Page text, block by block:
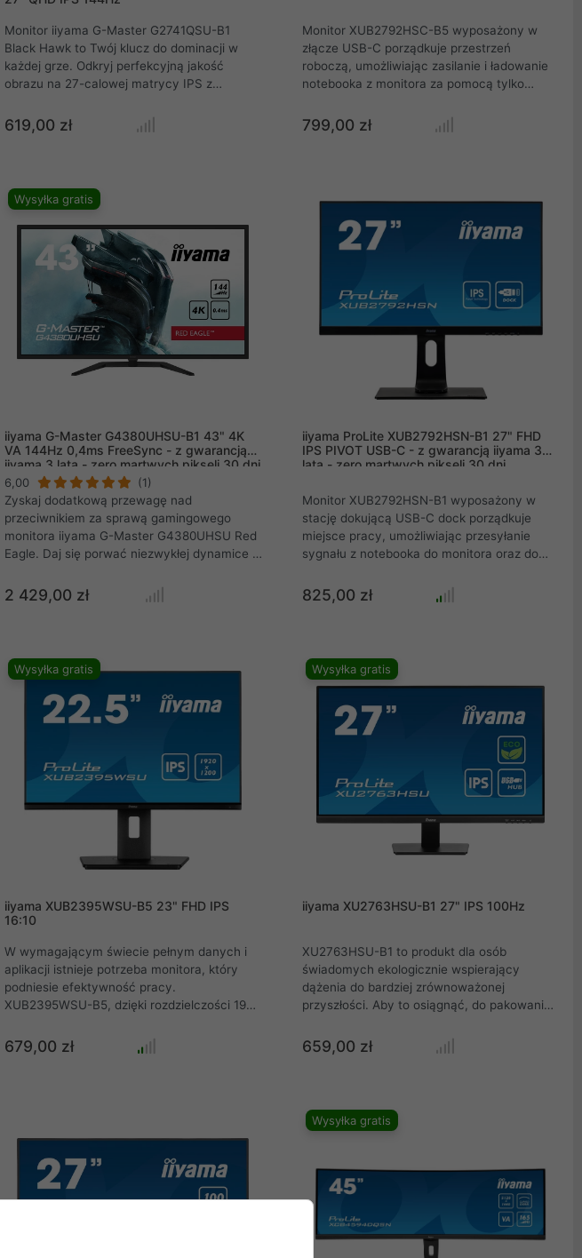
Monitor iiyama G-Master G2741QSU-B1
Black Hawk to Twój klucz do dominacji w
każdej grze. Odkryj perfekcyjną jakość
obrazu na 27-calowej matrycy IPS z
gwarantuje niezwykłą szczegółowość. Zyskaj
przewagę nad rywalami dzięki ultra-
eliminującej zacięcia i rozrywanie ekranu.
619,00 zł
Monitor XUB2792HSC-B5 wyposażony w
złącze USB-C porządkuje przestrzeń
roboczą, umożliwiając zasilanie i ładowanie
notebooka z monitora za pomocą tylko
i spójne odwzorowanie kolorów z szerokimi
kątami widzenia. Funkcja redukcji
podczas oglądania. Posiada stopę z
regulacją wysokości 150 mm z funkcją
obrotu, dzięki czemu łatwo dostosować
799,00 zł
Wysyłka gratis
iiyama G-Master G4380UHSU-B1 43" 4K
VA 144Hz 0,4ms FreeSync - z gwarancją
iiyama 3 lata - zero martwych pikseli 30 dni
6,00
(1)
Zyskaj dodatkową przewagę nad
przeciwnikiem za sprawą gamingowego
monitora iiyama G-Master G4380UHSU Red
Eagle. Daj się porwać niezwykłej dynamice i
dodatkowy oręż w walce w postaci
błyskawicznej reakcji matrycy. Jej szybkość
i umożliwi dokładniejsze celowanie.
2 429,00 zł
iiyama ProLite XUB2792HSN-B1 27" FHD
IPS PIVOT USB-C - z gwarancją iiyama 3
lata - zero martwych pikseli 30 dni
Monitor XUB2792HSN-B1 wyposażony w
stację dokującą USB-C dock porządkuje
miejsce pracy, umożliwiając przesyłanie
sygnału z notebooka do monitora oraz do
za pomocą tylko jednego kabla. Dodatkowo,
jeśli monitor jest podłączony do Internetu za
Dzięki wyjściu DisplayPort możesz łatwo
rozszerzyć swój pulpit, tworząc konfigurację
825,00 zł
Wysyłka gratis
iiyama XUB2395WSU-B5 23" FHD IPS
16:10
W wymagającym świecie pełnym danych i
aplikacji istnieje potrzeba monitora, który
podniesie efektywność pracy.
XUB2395WSU-B5, dzięki rozdzielczości 1920
porównaniu do monitora Full HD o tej samej
szerokości. To sprawia, że doskonale
osobistych preferencji, a technologia panelu
IPS zapewnia precyzyjne i jednolite
odwzorowanie kolorów przy szerokich
679,00 zł
Wysyłka gratis
iiyama XU2763HSU-B1 27" IPS 100Hz
XU2763HSU-B1 to produkt dla osób
świadomych ekologicznie wspierający
dążenia do bardziej zrównoważonej
przyszłości. Aby to osiągnąć, do pakowania
obudowa produktu jest wykonana w 85% z
materiałów pochodzących z recyklingu.
zdrowie oczu, monitor spełnia wymogi
certyfikatów Eye Safe i Eye Comfort. Oparty
widzenia i bardzo dokładne odwzorowanie
kolorów.
659,00 zł
Wysyłka gratis